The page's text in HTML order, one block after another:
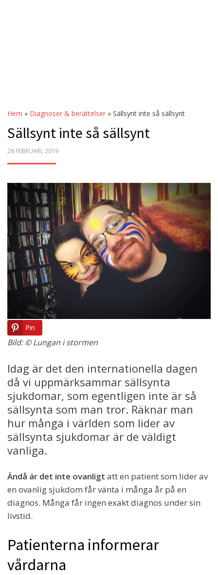
Hem » Diagnoser & berättelser » Sällsynt inte så sällsynt
Sällsynt inte så sällsynt
POSTED
28 FEBRUARI, 2019
Pin
Bild: © Lungan i stormen
Idag är det den internationella dagen
då vi uppmärksammar sällsynta
sjukdomar, som egentligen inte är så
sällsynta som man tror. Räknar man
hur många i världen som lider av
sällsynta sjukdomar är de väldigt
vanliga.
Ändå är det inte ovanligt att en patient som lider av
en ovanlig sjukdom får vänta i många år på en
diagnos. Många får ingen exakt diagnos under sin
livstid.
Patienterna informerar
vårdarna